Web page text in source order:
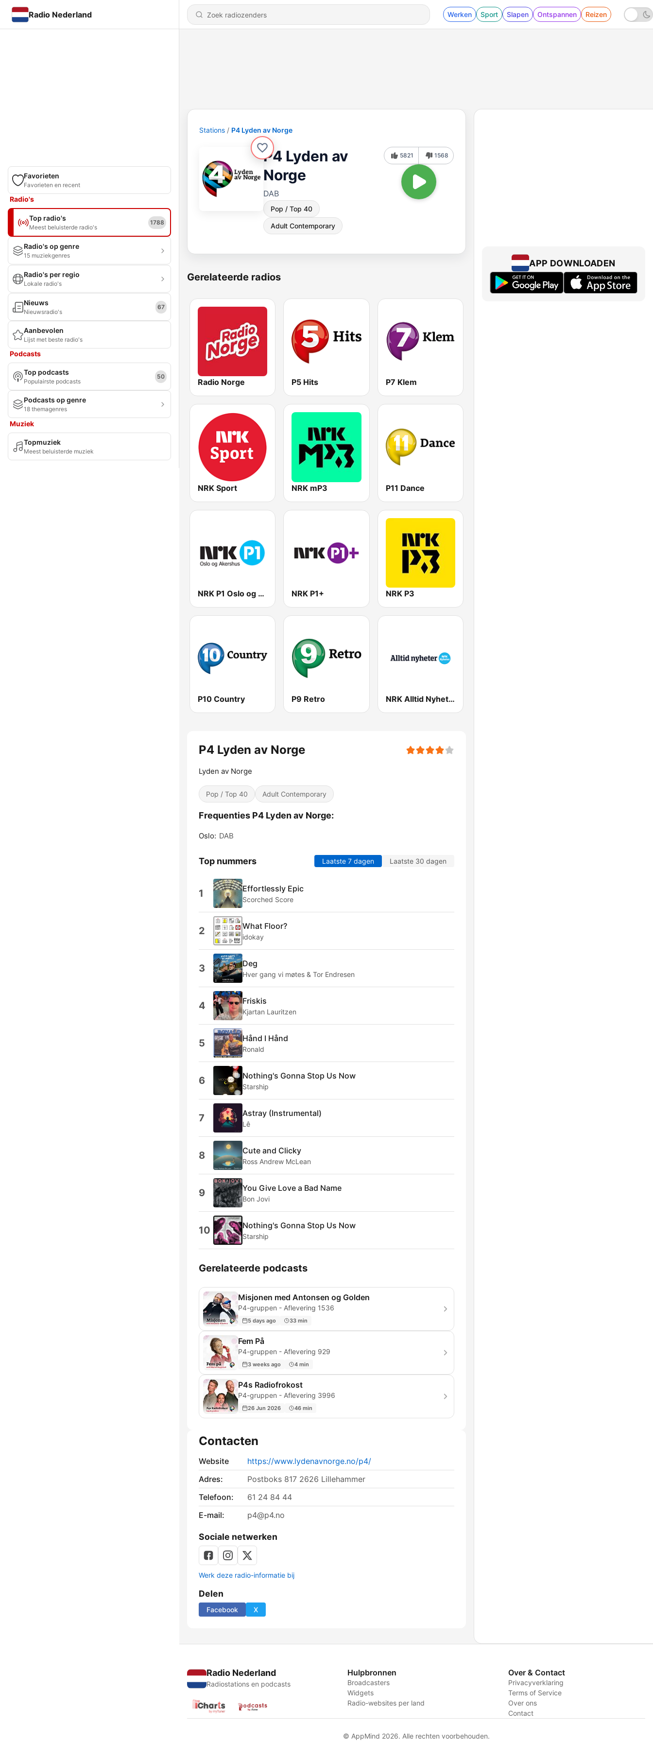
Radio Nederland Werken Sport Slapen Ontspannen Reizen
Favorieten
Favorieten en recent
Radio's
Top radio's
Meest beluisterde radio's
1788
Radio's op genre
15 muziekgenres
Radio's per regio
Lokale radio's
Nieuws
Nieuwsradio's
67
Aanbevolen
Lijst met beste radio's
Podcasts
Top podcasts
Populairste podcasts
50
Podcasts op genre
18 themagenres
Muziek
Topmuziek
Meest beluisterde muziek
Stations P4 Lyden av Norge
P4 Lyden av
Norge
DAB
Pop / Top 40
Adult Contemporary
5821 1568
Gerelateerde radios
Radio Norge P5 Hits P7 Klem
NRK Sport NRK mP3 P11 Dance
NRK P1 Oslo og Akershus NRK P1+ NRK P3
P10 Country P9 Retro NRK Alltid Nyheter
P4 Lyden av Norge
Lyden av Norge
Pop / Top 40 Adult Contemporary
Frequenties P4 Lyden av Norge:
Oslo: DAB
Top nummers Laatste 7 dagen Laatste 30 dagen
1 Effortlessly Epic
Scorched Score
2 What Floor?
idokay
3 Deg
Hver gang vi møtes & Tor Endresen
4 Friskis
Kjartan Lauritzen
5 Hånd I Hånd
Ronald
6 Nothing's Gonna Stop Us Now
Starship
7 Astray (Instrumental)
Lê
8 Cute and Clicky
Ross Andrew McLean
9 You Give Love a Bad Name
Bon Jovi
10 Nothing's Gonna Stop Us Now
Starship
Gerelateerde podcasts
Misjonen med Antonsen og Golden
P4-gruppen - Aflevering 1536
5 days ago 33 min
Fem På
P4-gruppen - Aflevering 929
3 weeks ago 4 min
P4s Radiofrokost
P4-gruppen - Aflevering 3996
26 Jun 2026 46 min
Contacten
Website
https://www.lydenavnorge.no/p4/
Adres:
Postboks 817 2626 Lillehammer
Telefoon:
61 24 84 44
E-mail:
p4@p4.no
Sociale netwerken
Werk deze radio-informatie bij
Delen
Facebook X
APP DOWNLOADEN
Radio Nederland
Radiostations en podcasts
Hulpbronnen
Broadcasters
Widgets
Radio-websites per land
Over & Contact
Privacyverklaring
Terms of Service
Over ons
Contact
© AppMind 2026. Alle rechten voorbehouden.